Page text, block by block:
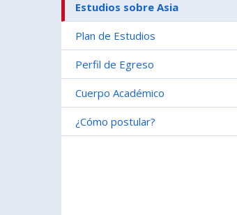
Estudios sobre Asia
Plan de Estudios
Perfil de Egreso
Cuerpo Académico
¿Cómo postular?